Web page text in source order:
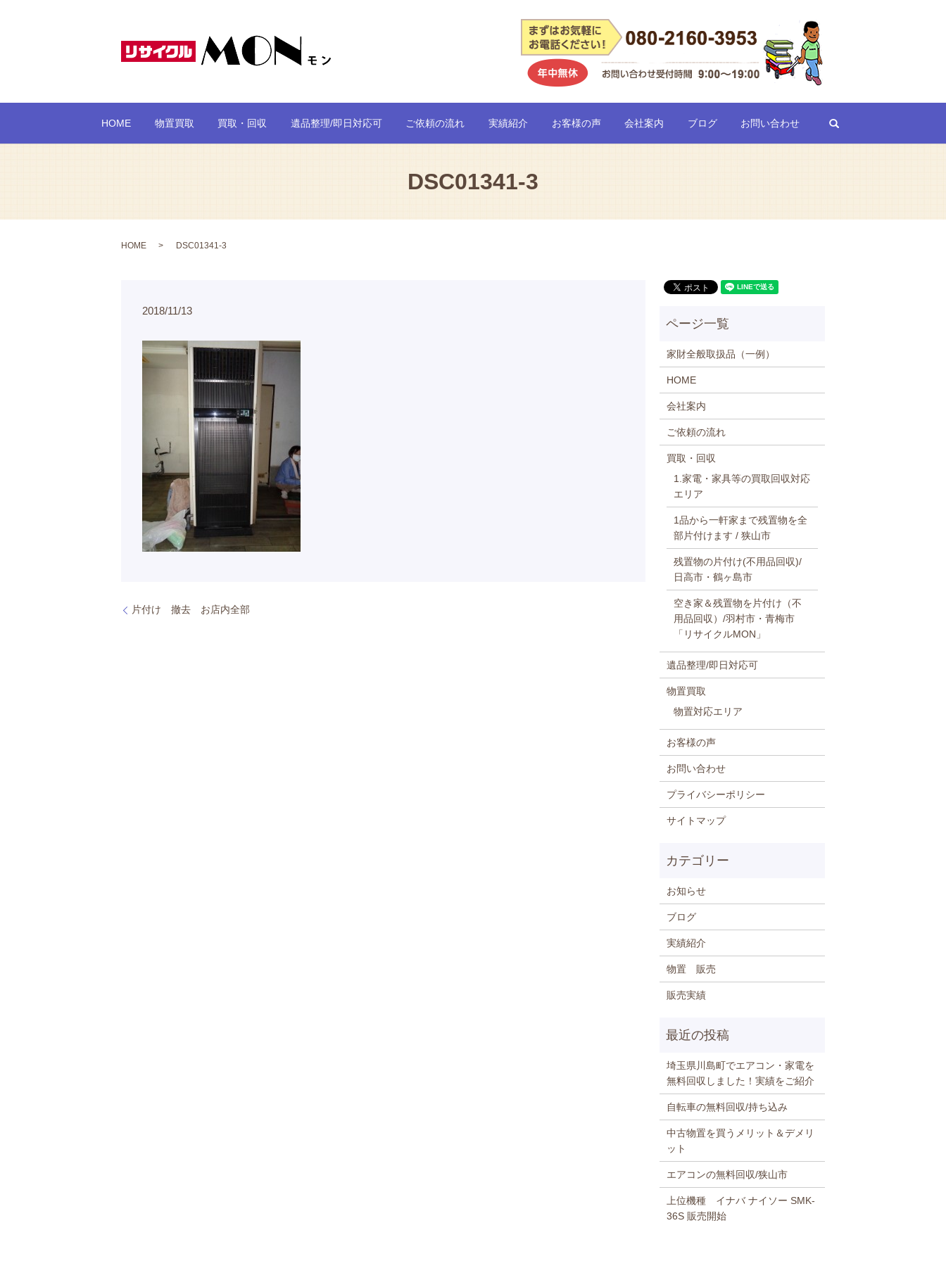
HOME 物置買取 買取・回収 遺品整理/即日対応可 ご依頼の流れ 実績紹介 お客様の声 会社案内 ブログ お問い合わせ
DSC01341-3
HOME DSC01341-3
2018/11/13
片付け 撤去 お店内全部
家財全般取扱品（一例）
HOME
会社案内
ご依頼の流れ
買取・回収
1.家電・家具等の買取回収対応
エリア
1品から一軒家まで残置物を全
部片付けます / 狭山市
残置物の片付け(不用品回収)/
日高市・鶴ヶ島市
空き家＆残置物を片付け（不
用品回収）/羽村市・青梅市
「リサイクルMON」
遺品整理/即日対応可
物置買取
物置対応エリア
お客様の声
お問い合わせ
プライバシーポリシー
サイトマップ
お知らせ
ブログ
実績紹介
物置 販売
販売実績
埼玉県川島町でエアコン・家電を
無料回収しました！実績をご紹介
自転車の無料回収/持ち込み
中古物置を買うメリット＆デメリ
ット
エアコンの無料回収/狭山市
上位機種 イナバ ナイソー SMK-
36S 販売開始